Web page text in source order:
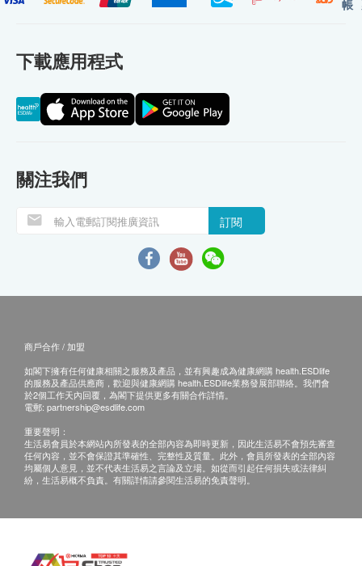
帳
下載應用程式
關注我們
訂閱
商戶合作 / 加盟
如閣下擁有任何健康相關之服務及產品，並有興趣成為健康網購 health.ESDlife
的服務及產品供應商，歡迎與健康網購 health.ESDlife業務發展部聯絡。我們會
於2個工作天內回覆，為閣下提供更多有關合作詳情。
電郵: partnership@esdlife.com
重要聲明：
生活易會員於本網站內所發表的全部內容為即時更新，因此生活易不會預先審查
任何內容，並不會保證其準確性、完整性及質量。此外，會員所發表的全部內容
均屬個人意見，並不代表生活易之言論及立場。如從而引起任何損失或法律糾
紛，生活易概不負責。有關詳情請參閱生活易的免責聲明。